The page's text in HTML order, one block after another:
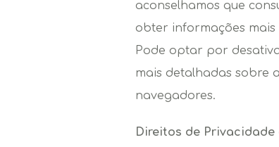
aconselhamos que
obter informações mais
Pode optar por
mais detalhadas sobre
navegadores.
Direitos de Privacidade